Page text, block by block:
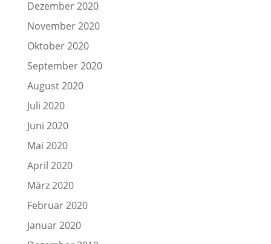
Dezember 2020
November 2020
Oktober 2020
September 2020
August 2020
Juli 2020
Juni 2020
Mai 2020
April 2020
März 2020
Februar 2020
Januar 2020